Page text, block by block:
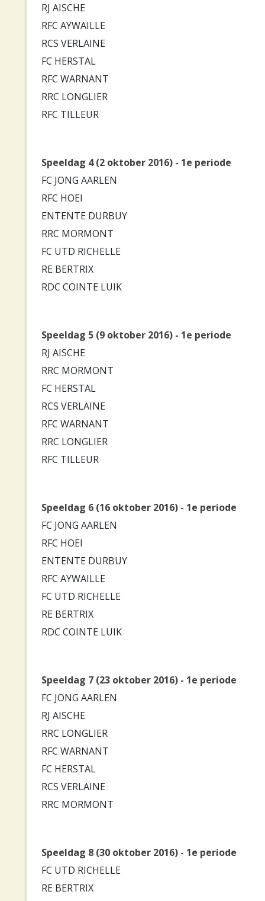
RJ AISCHE
RFC AYWAILLE
RCS VERLAINE
FC HERSTAL
RFC WARNANT
RRC LONGLIER
RFC TILLEUR
Speeldag 4 (2 oktober 2016) - 1e periode
FC JONG AARLEN
RFC HOEI
ENTENTE DURBUY
RRC MORMONT
FC UTD RICHELLE
RE BERTRIX
RDC COINTE LUIK
Speeldag 5 (9 oktober 2016) - 1e periode
RJ AISCHE
RRC MORMONT
FC HERSTAL
RCS VERLAINE
RFC WARNANT
RRC LONGLIER
RFC TILLEUR
Speeldag 6 (16 oktober 2016) - 1e periode
FC JONG AARLEN
RFC HOEI
ENTENTE DURBUY
RFC AYWAILLE
FC UTD RICHELLE
RE BERTRIX
RDC COINTE LUIK
Speeldag 7 (23 oktober 2016) - 1e periode
FC JONG AARLEN
RJ AISCHE
RRC LONGLIER
RFC WARNANT
FC HERSTAL
RCS VERLAINE
RRC MORMONT
Speeldag 8 (30 oktober 2016) - 1e periode
FC UTD RICHELLE
RE BERTRIX